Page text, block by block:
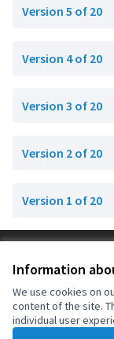
Information
We use cookies on
content of the site.
individual user
Version 5 of 20
Version 4 of 20
Version 3 of 20
Version 2 of 20
Version 1 of 20
Cookie settings
(External link)
OIDP at Facebook
(External link)
OIDP at
(External
English
Choose language